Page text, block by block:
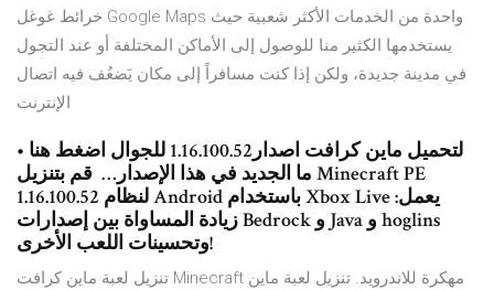
خرائط غوغل Google Maps واحدة من الخدمات الأكثر شعبية حيث
يستخدمها الكثير منا للوصول إلى الأماكن المختلفة أو عند التجول
في مدينة جديدة، ولكن إذا كنت مسافراً إلى مكان يَضعُف فيه اتصال
الإنترنت
لتحميل ماين كرافت اصدار1.16.100.52 للجوال اضغط هنا •
ما الجديد في هذا الإصدار…⁦ ️⁩ قم بتنزيل Minecraft PE
1.16.100.52 لنظام Android باستخدام Xbox Live يعمل:
زيادة المساواة بين إصدارات Bedrock و Java و hoglins
وتحسينات اللعب الأخرى!
تنزيل لعبة ماين كرافت Minecraft مهكرة للاندرويد. تنزيل لعبة ماين